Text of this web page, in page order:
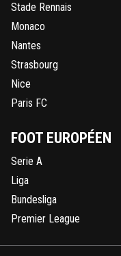
Stade Rennais
Monaco
Nantes
Strasbourg
Nice
Paris FC
FOOT EUROPÉEN
Serie A
Liga
Bundesliga
Premier League